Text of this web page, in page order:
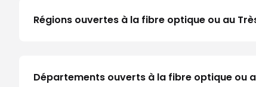
Régions ouvertes à la fibre optique ou au
Départements ouverts à la fibre optique ou